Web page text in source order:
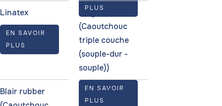
PLUS
Linatex
EN SAVOIR
PLUS
Polycorp
(Caoutchouc
triple couche
(souple-dur -
souple))
EN SAVOIR
PLUS
Blair rubber
Rubber Source